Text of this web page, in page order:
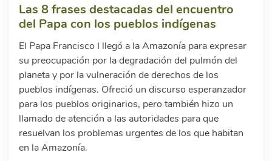
Las 8 frases destacadas del encuentro
del Papa con los pueblos indígenas
El Papa Francisco I llegó a la Amazonía para expresar
su preocupación por la degradación del pulmón del
planeta y por la vulneración de derechos de los
pueblos indígenas. Ofreció un discurso esperanzador
para los pueblos originarios, pero también hizo un
llamado de atención a las autoridades para que
resuelvan los problemas urgentes de los que habitan
en la Amazonía.